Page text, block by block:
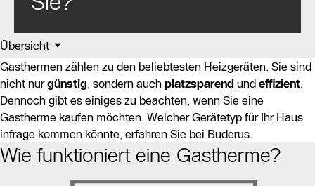
Übersicht
Gasthermen zählen zu den beliebtesten Heizgeräten. Sie sind
nicht nurgünstig, sondern auch platzsparend und effizient.
Dennoch gibt es einiges zu beachten, wenn Sie eine
Gastherme kaufen möchten. Welcher Gerätetyp für Ihr Haus
infrage kommen könnte, erfahren Sie bei Buderus.
Wie funktioniert eine Gastherme?